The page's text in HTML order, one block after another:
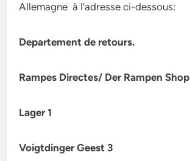
Allemagne à l’adresse ci-dessous:
Departement de retours.
Rampes Directes/ Der Rampen Shop
Lager 1
Voigtdinger Geest 3